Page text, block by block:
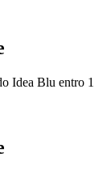
Idea Blu entro 1